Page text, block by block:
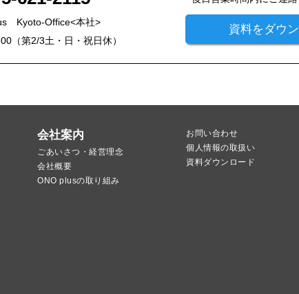
Kyoto-Office<本社>
（第2/3土・日・祝日休）
資料をダウ
会社案内
ごあいさつ・経営理念
会社概要
ONO plusの取り組み
お問い合わせ
個人情報の取扱い
資料ダウンロード